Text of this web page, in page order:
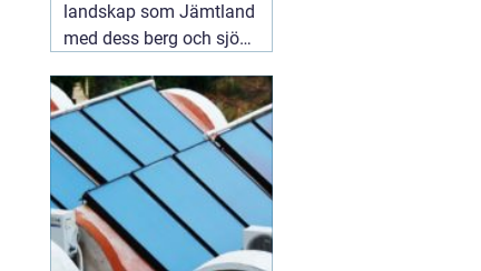
landskap som Jämtland
med dess berg och sjöar
Dock kan det kalla
klimatet och det
avlägsna läget innebära
utmaningar när det
kommer till vatten- och
värmeförsörjning,
augusti 2026